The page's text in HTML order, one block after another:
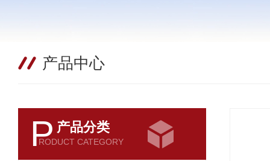
产品中心
P 产品分类
RODUCT CATEGORY